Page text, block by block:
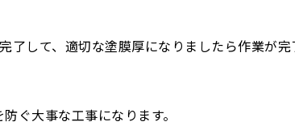
了して、適切な塗膜厚になりましたら作業が完
ぐ大事な工事になります。